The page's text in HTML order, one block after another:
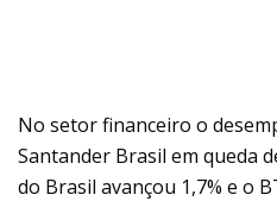
No setor financeiro o
Santander Brasil em queda
do Brasil avançou 1,7% e o